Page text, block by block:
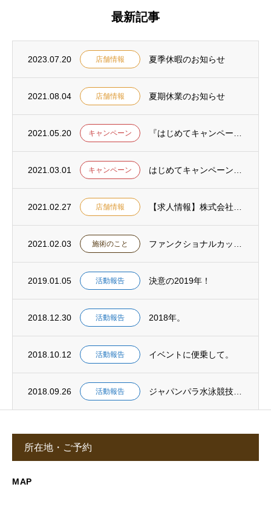
最新記事
2023.07.20 店舗情報 夏季休暇のお知らせ
2021.08.04 店舗情報 夏期休業のお知らせ
2021.05.20 キャンペーン
2021.03.01 キャンペーン
2021.02.27 店舗情報
2021.02.03 施術のこと
2019.01.05 活動報告 決意の2019年！
2018.12.30 活動報告 2018年。
2018.10.12 活動報告 イベントに便乗して。
2018.09.26 活動報告
所在地・ご予約
MAP